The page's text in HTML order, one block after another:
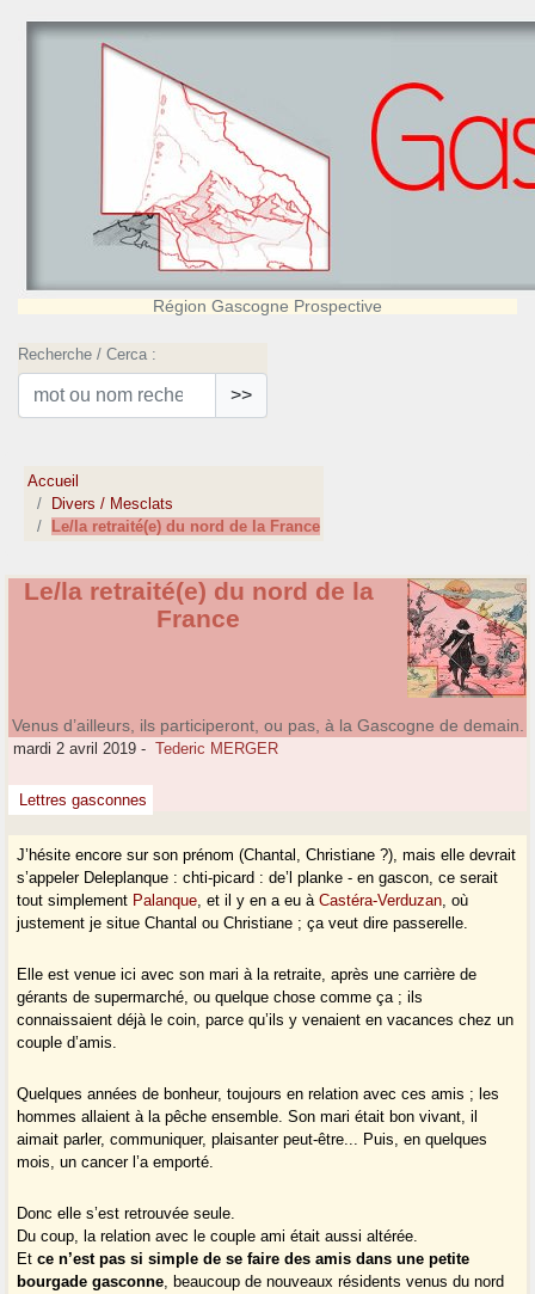
Région Gascogne Prospective
Recherche / Cerca :
>>
Accueil
Divers / Mesclats
Le/la retraité(e) du nord de la France
Le/la retraité(e) du nord de la
France
Venus d’ailleurs, ils participeront, ou pas, à la Gascogne de demain.
mardi 2 avril 2019 - Tederic MERGER
Lettres gasconnes
J’hésite encore sur son prénom (Chantal, Christiane ?), mais elle devrait
s’appeler Deleplanque : chti-picard : de’l planke - en gascon, ce serait
tout simplement Palanque, et il y en a eu àCastéra-Verduzan, où
justement je situe Chantal ou Christiane ; ça veut dire passerelle.
Elle est venue ici avec son mari à la retraite, après une carrière de
gérants de supermarché, ou quelque chose comme ça ; ils
connaissaient déjà le coin, parce qu’ils y venaient en vacances chez un
couple d’amis.
Quelques années de bonheur, toujours en relation avec ces amis ; les
hommes allaient à la pêche ensemble. Son mari était bon vivant, il
aimait parler, communiquer, plaisanter peut-être... Puis, en quelques
mois, un cancer l’a emporté.
Donc elle s’est retrouvée seule.
Du coup, la relation avec le couple ami était aussi altérée.
Etce n’est pas si simple de se faire des amis dans une petite
bourgade gasconne, beaucoup de nouveaux résidents venus du nord